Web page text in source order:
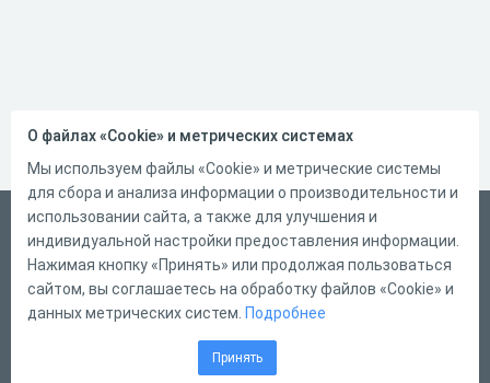
Русский
Справка
Форма обратной связи
О файлах «Cookie» и метрических системах
Мы используем файлы «Cookie» и метрические системы
для сбора и анализа информации о производительности и
использовании сайта, а также для улучшения и
индивидуальной настройки предоставления информации.
Нажимая кнопку «Принять» или продолжая пользоваться
сайтом, вы соглашаетесь на обработку файлов «Cookie» и
данных метрических систем. Подробнее
Принять